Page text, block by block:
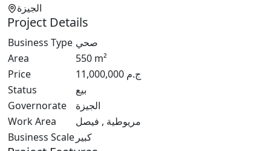
الجيزة
Project Details
Business Type صحي
Area
550 m²
Price
11,000,000 ج.م
Status
بيع
Governorate
الجيزة
Work Area
مريوطية , فيصل
Business Scale كبير